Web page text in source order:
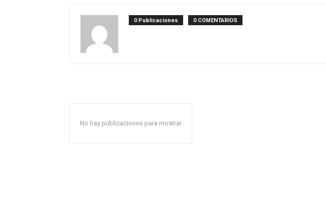
0 Publicaciones 0 COMENTARIOS
No hay publicaciones para mostrar